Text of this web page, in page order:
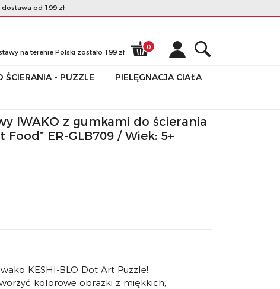
od 199 zł
na terenie Polski zostało 199 zł
0
ŚCIERANIA - PUZZLE
PIELĘGNACJA CIAŁA
Fast Food” ER-GLB709
IWAKO z gumkami do ścierania
Food” ER-GLB709 / Wiek: 5+
KESHI-BLO Dot Art Puzzle!
kolorowe obrazki z miękkich,